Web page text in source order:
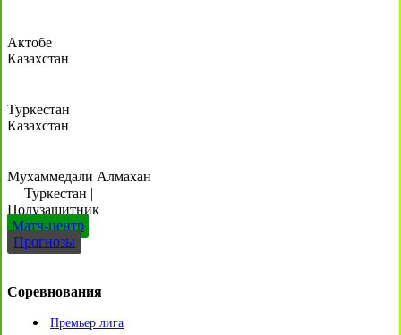
Актобе
Казахстан
Туркестан
Казахстан
Мухаммедали Алмахан
Туркестан |
Полузащитник
Матч-центр
Прогнозы
Соревнования
Премьер лига